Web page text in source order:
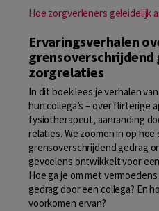
Hoe zorgverleners geleidelijk
Ervaringsverhalen
grensoverschrijdend
zorgrelaties
In dit boek lees je verhalen
hun collega’s – over flirterige
fysiotherapeut, aanranding
relaties. We zoomen in op hoe
grensoverschrijdend gedrag
gevoelens ontwikkelt voor
Hoe ga je om met
gedrag door een collega? En
voorkomen ervan?